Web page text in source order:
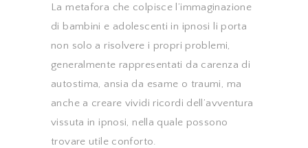
La metafora che colpisce l’immaginazione
di bambini e adolescenti in ipnosi li porta
non solo a risolvere i propri problemi,
generalmente rappresentati da carenza di
autostima, ansia da esame o traumi, ma
anche a creare vividi ricordi dell’avventura
vissuta in ipnosi, nella quale possono
trovare utile conforto.